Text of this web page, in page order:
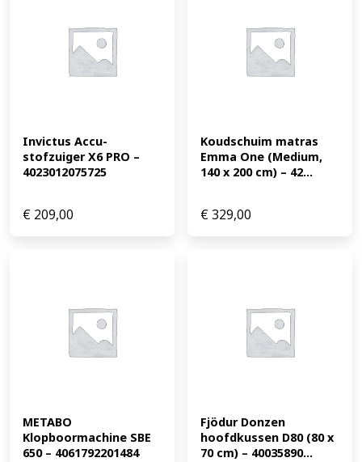
Invictus Accu-
stofzuiger X6 PRO –
4023012075725
€ 209,00
Koudschuim matras
Emma One (Medium,
140 x 200 cm) – 42...
€329,00
METABO
Klopboormachine SBE
650 – 4061792201484
Fjödur Donzen
hoofdkussen D80 (80 x
70 cm) – 40035890...